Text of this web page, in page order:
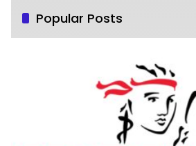
Popular Posts